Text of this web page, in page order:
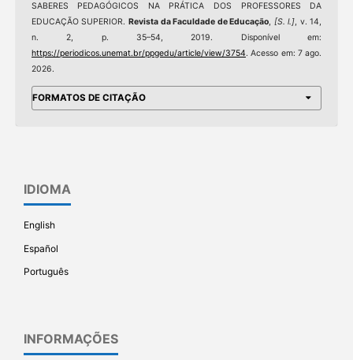
SABERES PEDAGÓGICOS NA PRÁTICA DOS PROFESSORES DA
EDUCAÇÃO SUPERIOR. Revista da Faculdade de Educação, [S. l.], v. 14,
n. 2, p. 35–54, 2019. Disponível em:
https://periodicos.unemat.br/ppgedu/article/view/3754. Acesso em: 7 ago.
2026.
FORMATOS DE CITAÇÃO
IDIOMA
English
Español
Português
INFORMAÇÕES